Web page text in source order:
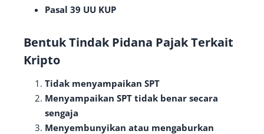
Pasal 39 UU KUP
Bentuk Tindak Pidana Pajak Terkait
Kripto
Tidak menyampaikan SPT
Menyampaikan SPT tidak benar secara
sengaja
Menyembunyikan atau mengaburkan